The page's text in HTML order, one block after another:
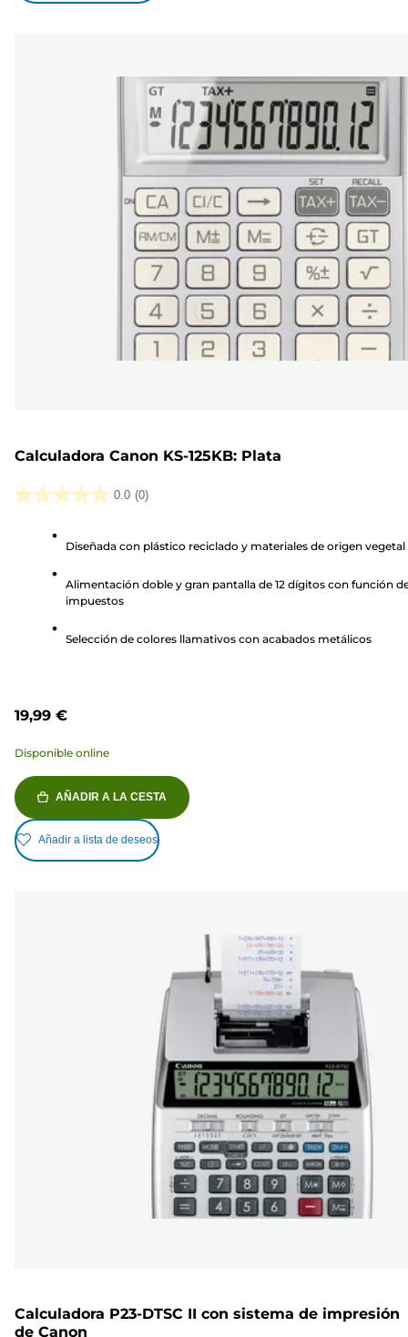
Calculadora Canon KS-125KB: Plata
0.0 (0)
0.0
estrellas.
Diseñada con plástico reciclado y materiales de origen vegetal
Alimentación doble y gran pantalla de 12 dígitos con función
impuestos
Selección de colores llamativos con acabados metálicos
19,99 €
Disponible online
AÑADIR A LA CESTA
Añadir a lista de deseos
Calculadora P23-DTSC II con sistema de impresión
de Canon